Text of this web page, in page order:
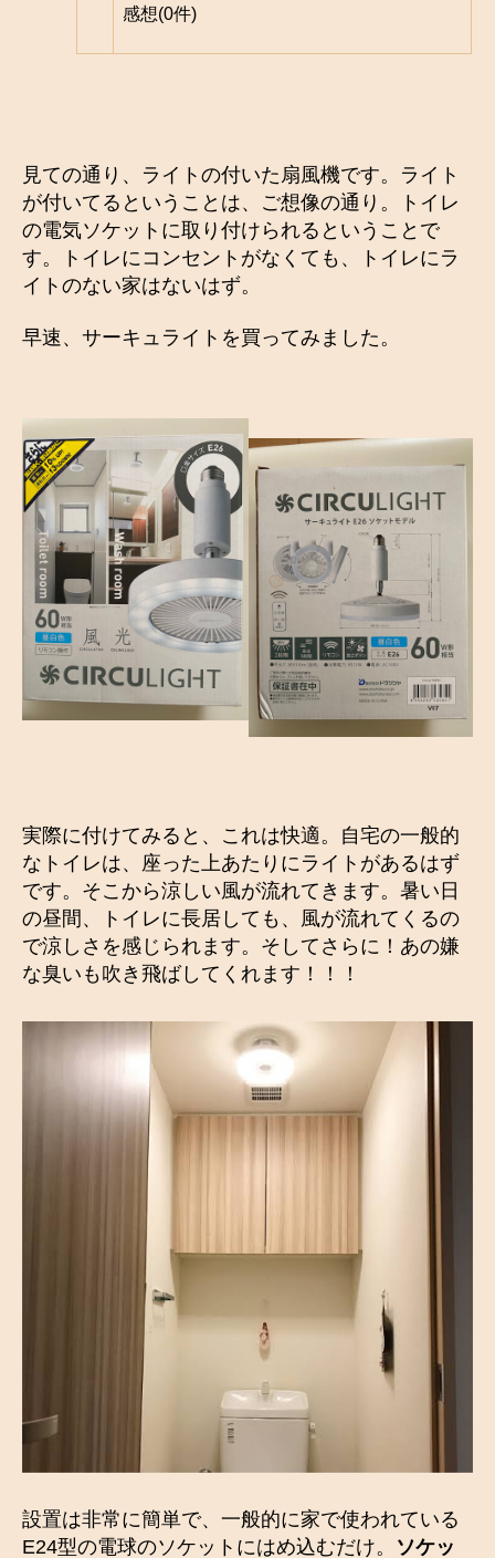
感想(0件)
見ての通り、ライトの付いた扇風機です。ライト
が付いてるということは、ご想像の通り。トイレ
の電気ソケットに取り付けられるということで
す。トイレにコンセントがなくても、トイレにラ
イトのない家はないはず。
早速、サーキュライトを買ってみました。
実際に付けてみると、これは快適。自宅の一般的
なトイレは、座った上あたりにライトがあるはず
です。そこから涼しい風が流れてきます。暑い日
の昼間、トイレに長居しても、風が流れてくるの
で涼しさを感じられます。そしてさらに！あの嫌
な臭いも吹き飛ばしてくれます！！！
設置は非常に簡単で、一般的に家で使われている
E24型の電球のソケットにはめ込むだけ。 ソケッ